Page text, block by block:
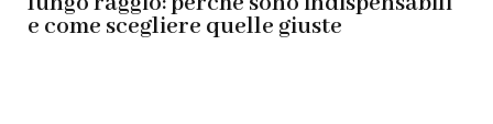
e come scegliere quelle giuste